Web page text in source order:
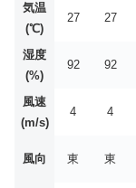
気温
(℃)
27 27
湿度
(%)
92 92
風速
(m/s)
4 4
風向 東 東